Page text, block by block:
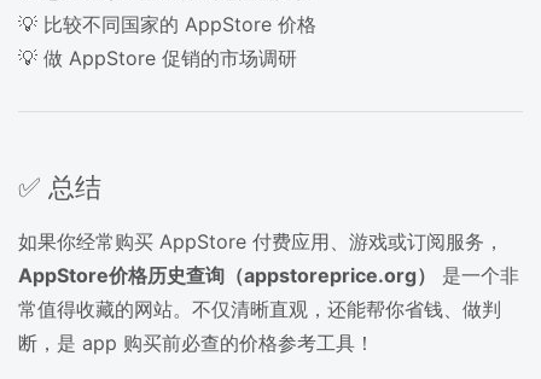
💡 比较不同国家的 AppStore 价格
💡 做 AppStore 促销的市场调研
✅ 总结
如果你经常购买 AppStore 付费应用、游戏或订阅服务，
AppStore价格历史查询（appstoreprice.org）
是一个非
常值得收藏的网站。不仅清晰直观，还能帮你省钱、做判
断，是 app 购买前必查的价格参考工具！